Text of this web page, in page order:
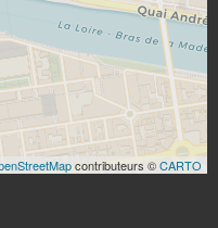
contributeurs ©CARTO